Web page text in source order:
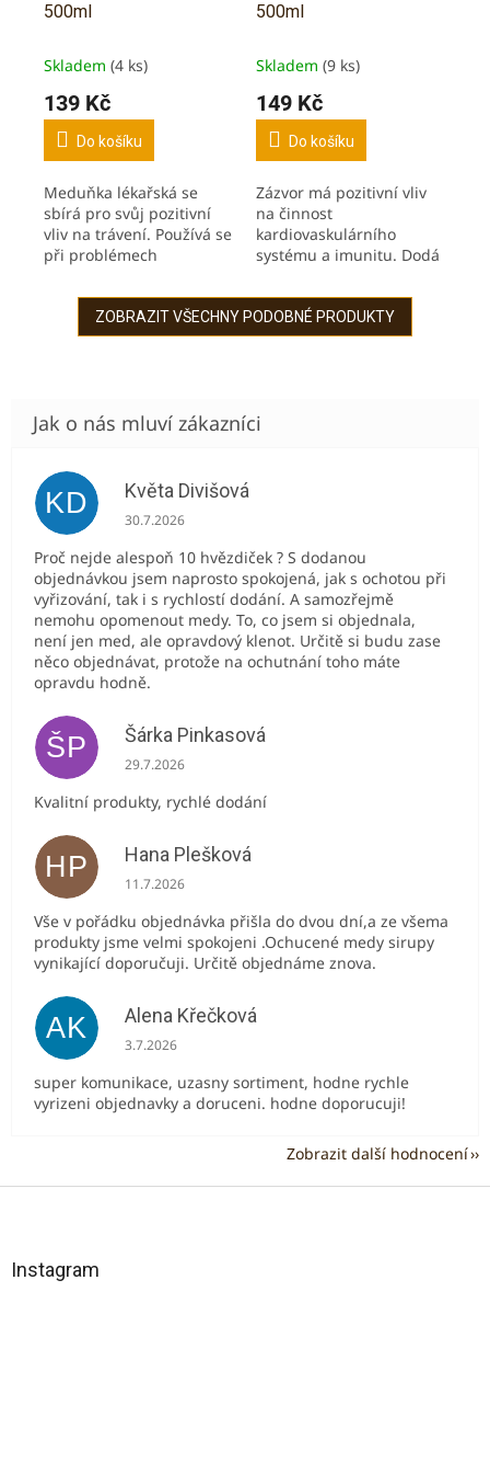
500ml
Skladem (4 ks)
139 Kč
Do košíku
Meduňka lékařská se
sbírá pro svůj pozitivní
vliv na trávení. Používá se
při problémech
oběhovou soustavou. Bez
barviv, zahušťovadel,
aromat a...
500ml
Skladem (9 ks)
149 Kč
Do košíku
Zázvor má pozitivní vliv
na činnost
kardiovaskulárního
systému a imunitu. Dodá
vitality. Výborný
antioxidant. Vysoký podíl
zázvorového extraktu
ZOBRAZIT VŠECHNY PODOBNÉ PRODUKTY
KD Květa Divišová
Hodnocení obchodu je 5 z 5 hvězdiček.
30.7.2026
Proč nejde alespoň 10 hvězdiček ? S dodanou
objednávkou jsem naprosto spokojená, jak s ochotou při
vyřizování, tak i s rychlostí dodání. A samozřejmě
nemohu opomenout medy. To, co jsem si objednala,
není jen med, ale opravdový klenot. Určitě si budu zase
něco objednávat, protože na ochutnání toho máte
opravdu hodně.
ŠP Šárka Pinkasová
Hodnocení obchodu je 5 z 5 hvězdiček.
29.7.2026
Kvalitní produkty, rychlé dodání
HP Hana Plešková
Hodnocení obchodu je 5 z 5 hvězdiček.
11.7.2026
Vše v pořádku objednávka přišla do dvou dní,a ze všema
produkty jsme velmi spokojeni .Ochucené medy sirupy
vynikající doporučuji. Určitě objednáme znova.
AK Alena Křečková
Hodnocení obchodu je 5 z 5 hvězdiček.
3.7.2026
super komunikace, uzasny sortiment, hodne rychle
vyrizeni objednavky a doruceni. hodne doporucuji!
Zobrazit další hodnocení
Instagram